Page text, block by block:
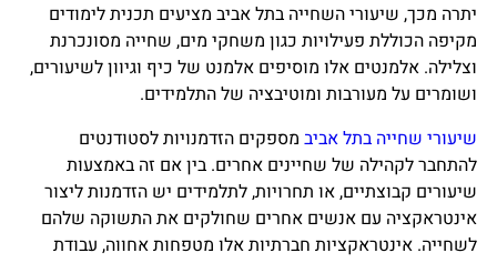
יתרה מכך, שיעורי השחייה בתל אביב מציעים תכנית לימודים
מקיפה הכוללת פעילויות כגון משחקי מים, שחייה מסונכרנת
וצלילה. אלמנטים אלו מוסיפים אלמנט של כיף וגיוון לשיעורים,
ושומרים על מעורבות ומוטיבציה של התלמידים.
שיעורי שחייה בתל אביב מספקים הזדמנויות לסטודנטים
להתחבר לקהילה של שחיינים אחרים. בין אם זה באמצעות
שיעורים קבוצתיים, או תחרויות, לתלמידים יש הזדמנות ליצור
אינטראקציה עם אנשים אחרים שחולקים את התשוקה שלהם
לשחייה. אינטראקציות חברתיות אלו מטפחות אחווה, עבודת